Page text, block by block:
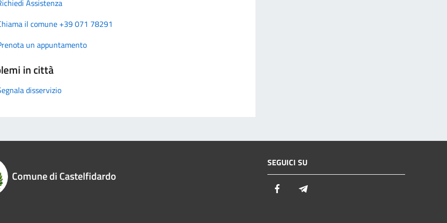
Assistenza
il comune +39 071 78291
un appuntamento
in città
disservizio
Comune di Castelfidardo
SEGUICI SU
Facebook